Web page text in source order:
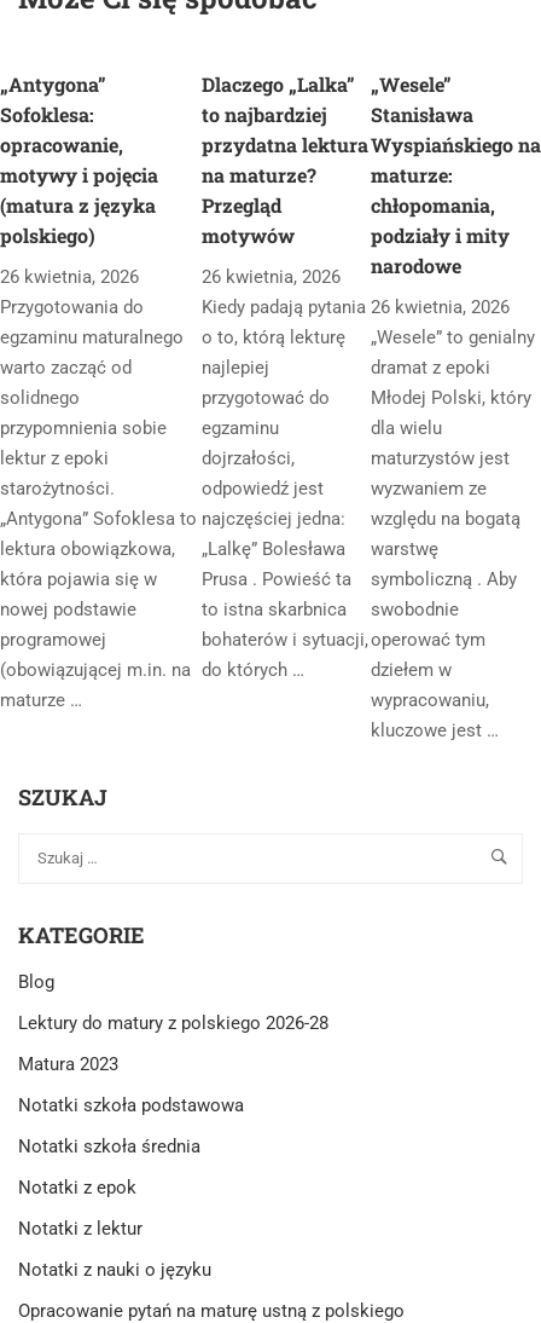
„Antygona”
Sofoklesa:
opracowanie,
motywy i pojęcia
(matura z języka
polskiego)
26 kwietnia, 2026
Przygotowania do
egzaminu maturalnego
warto zacząć od
solidnego
przypomnienia sobie
lektur z epoki
starożytności.
„Antygona” Sofoklesa to
lektura obowiązkowa,
która pojawia się w
nowej podstawie
programowej
(obowiązującej m.in. na
maturze …
Dlaczego „Lalka”
to najbardziej
przydatna lektura
na maturze?
Przegląd
motywów
26 kwietnia, 2026
Kiedy padają pytania
o to, którą lekturę
najlepiej
przygotować do
egzaminu
dojrzałości,
odpowiedź jest
najczęściej jedna:
„Lalkę” Bolesława
Prusa . Powieść ta
to istna skarbnica
bohaterów i sytuacji,
do których …
„Wesele”
Stanisława
Wyspiańskiego na
maturze:
chłopomania,
podziały i mity
narodowe
26 kwietnia, 2026
„Wesele” to genialny
dramat z epoki
Młodej Polski, który
dla wielu
maturzystów jest
wyzwaniem ze
względu na bogatą
warstwę
symboliczną . Aby
swobodnie
operować tym
dziełem w
wypracowaniu,
kluczowe jest …
SZUKAJ
KATEGORIE
Blog
Lektury do matury z polskiego 2026-28
Matura 2023
Notatki szkoła podstawowa
Notatki szkoła średnia
Notatki z epok
Notatki z lektur
Notatki z nauki o języku
Opracowanie pytań na maturę ustną z polskiego